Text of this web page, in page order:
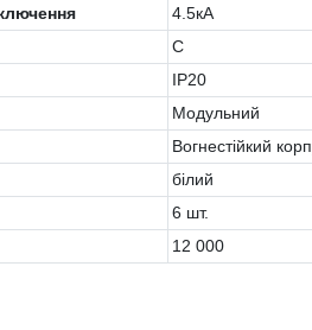
4.5кА
C
IP20
Модульний
Вогнестійкий
білий
6 шт.
12 000